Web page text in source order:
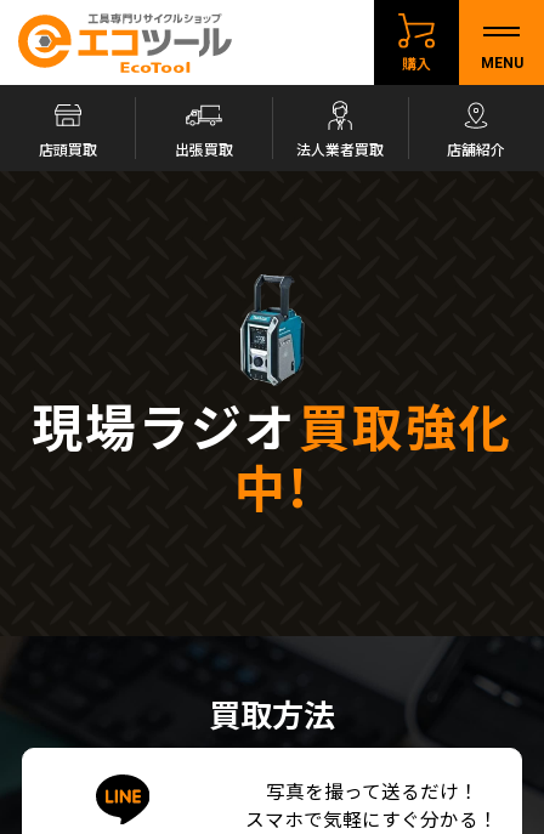
購入 MENU
店頭買取 出張買取 法人業者買取 店舗紹介
現場ラジオ買取強化
中!
買取方法
写真を撮って送るだけ！
スマホで気軽にすぐ分かる！